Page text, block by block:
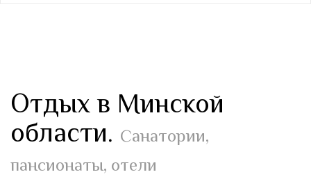
Отдых в Минской
области. Санатории,
пансионаты, отели